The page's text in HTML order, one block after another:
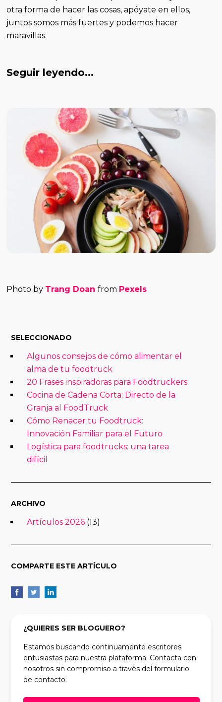
otra forma de hacer las cosas, apóyate en ellos,
juntos somos más fuertes y podemos hacer
maravillas.
Seguir leyendo...
Photo by Trang Doanfrom Pexels
SELECCIONADO
Algunos consejos de cómo alimentar el
alma de tu foodtruck
20 Frases inspiradoras para Foodtruckers
Cocina de Cadena Corta: Directo de la
Granja al FoodTruck
Cómo Renacer tu Foodtruck:
Innovación Familiar para el Futuro
Logística para foodtrucks: una tarea
difícil
ARCHIVO
Artículos 2026 (13)
COMPARTE ESTE ARTÍCULO
¿QUIERES SER BLOGUERO?
Estamos buscando continuamente escritores
entusiastas para nuestra plataforma. Contacta con
nosotros sin compromiso a través del formulario
de contacto.